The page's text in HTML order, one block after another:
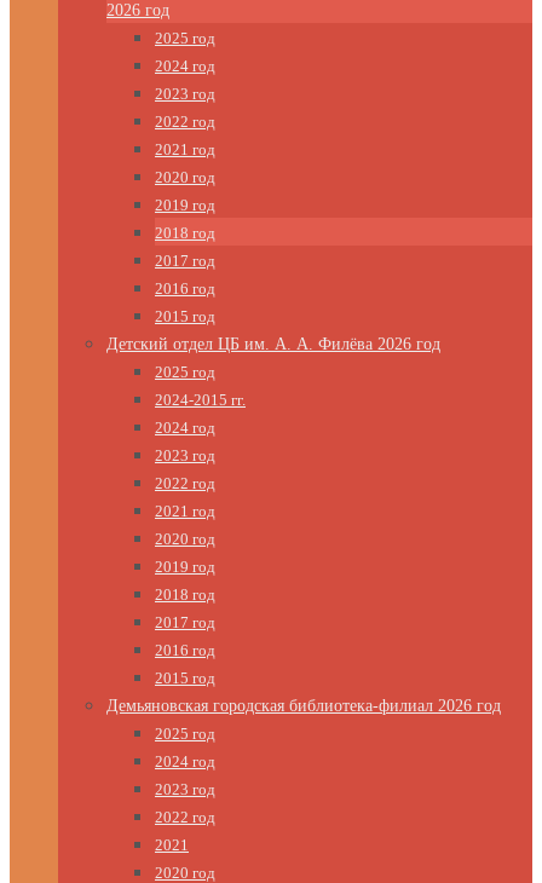
2026 год
2025 год
2024 год
2023 год
2022 год
2021 год
2020 год
2019 год
2018 год
2017 год
2016 год
2015 год
Детский отдел ЦБ им. А. А. Филёва 2026 год
2025 год
2024-2015 гг.
2024 год
2023 год
2022 год
2021 год
2020 год
2019 год
2018 год
2017 год
2016 год
2015 год
Демьяновская городская библиотека-филиал 2026 год
2025 год
2024 год
2023 год
2022 год
2021
2020 год